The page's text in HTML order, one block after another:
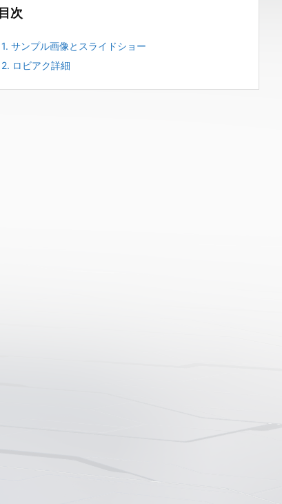
目次
1. サンプル画像とスライドショー
2. ロビアク詳細